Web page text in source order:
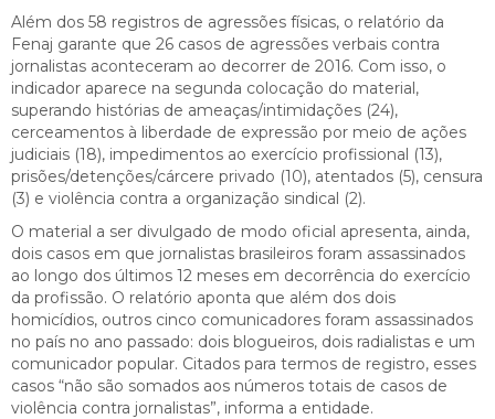
Além dos 58 registros de agressões físicas, o relatório da
Fenaj garante que 26 casos de agressões verbais contra
jornalistas aconteceram ao decorrer de 2016. Com isso, o
indicador aparece na segunda colocação do material,
superando histórias de ameaças/intimidações (24),
cerceamentos à liberdade de expressão por meio de ações
judiciais (18), impedimentos ao exercício profissional (13),
prisões/detenções/cárcere privado (10), atentados (5), censura
(3) e violência contra a organização sindical (2).
O material a ser divulgado de modo oficial apresenta, ainda,
dois casos em que jornalistas brasileiros foram assassinados
ao longo dos últimos 12 meses em decorrência do exercício
da profissão. O relatório aponta que além dos dois
homicídios, outros cinco comunicadores foram assassinados
no país no ano passado: dois blogueiros, dois radialistas e um
comunicador popular. Citados para termos de registro, esses
casos “não são somados aos números totais de casos de
violência contra jornalistas”, informa a entidade.